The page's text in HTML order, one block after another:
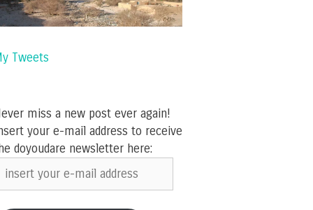
Tweets
miss a new post ever again!
your e-mail address to receive
doyoudare newsletter here:
insert